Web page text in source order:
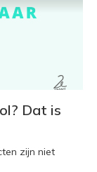
Dat is
zijn niet